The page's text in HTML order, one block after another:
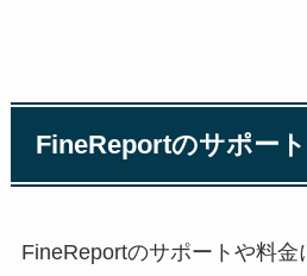
FineReportのサポー
FineReportのサポートや料金